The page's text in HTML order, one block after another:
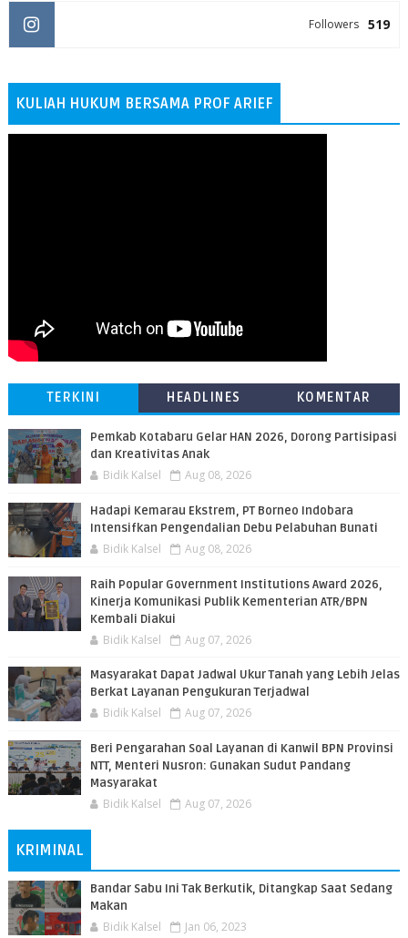
519
Followers
KULIAH HUKUM BERSAMA PROF ARIEF
TERKINI HEADLINES KOMENTAR
Pemkab Kotabaru Gelar HAN 2026, Dorong Partisipasi
dan Kreativitas Anak
Bidik Kalsel Aug 08, 2026
​Hadapi Kemarau Ekstrem, PT Borneo Indobara
Intensifkan Pengendalian Debu Pelabuhan Bunati
Bidik Kalsel Aug 08, 2026
Raih Popular Government Institutions Award 2026,
Kinerja Komunikasi Publik Kementerian ATR/BPN
Kembali Diakui
Bidik Kalsel Aug 07, 2026
Masyarakat Dapat Jadwal Ukur Tanah yang Lebih Jelas
Berkat Layanan Pengukuran Terjadwal
Bidik Kalsel Aug 07, 2026
Beri Pengarahan Soal Layanan di Kanwil BPN Provinsi
NTT, Menteri Nusron: Gunakan Sudut Pandang
Masyarakat
Bidik Kalsel Aug 07, 2026
KRIMINAL
Bandar Sabu Ini Tak Berkutik, Ditangkap Saat Sedang
Makan
Bidik Kalsel Jan 06, 2023